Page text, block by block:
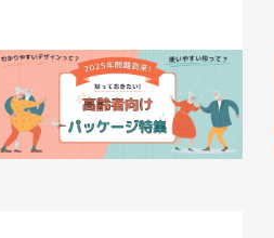
いよいよ到来「2025年問題」！高齢者
向けパッケージ特集
2025.01.27
知識 / ノウハウ